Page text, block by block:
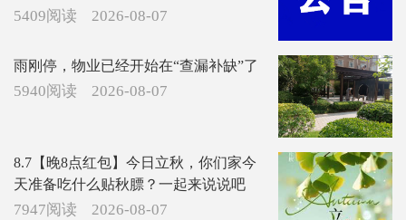
5409阅读 2026-08-07
雨刚停，物业已经开始在“查漏补缺”了
5940阅读 2026-08-07
8.7【晚8点红包】今日立秋，你们家今
天准备吃什么贴秋膘？一起来说说吧
7947阅读 2026-08-07